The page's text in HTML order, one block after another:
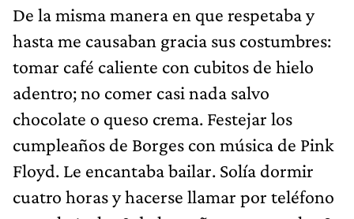
De la misma manera en que respetaba y
hasta me causaban gracia sus costumbres:
tomar café caliente con cubitos de hielo
adentro; no comer casi nada salvo
chocolate o queso crema. Festejar los
cumpleaños de Borges con música de Pink
Floyd. Le encantaba bailar. Solía dormir
cuatro horas y hacerse llamar por teléfono